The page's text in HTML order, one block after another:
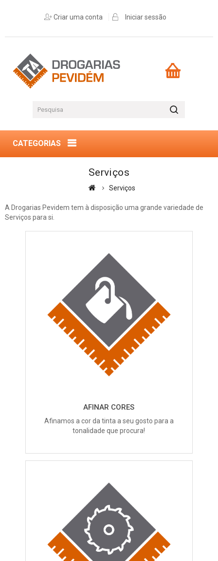
Criar uma conta Iniciar sessão
CATEGORIAS
Serviços
Serviços
A Drogarias Pevidem tem à disposição uma grande variedade de
Serviços para si.
AFINAR CORES
Afinamos a cor da tinta a seu gosto para a
tonalidade que procura!